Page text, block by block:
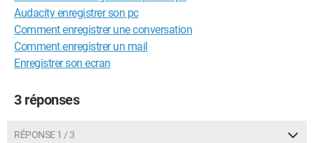
Audacity enregistrer son pc
Comment enregistrer une conversation
Comment enregistrer un mail
Enregistrer son ecran
3 réponses
RÉPONSE 1 / 3